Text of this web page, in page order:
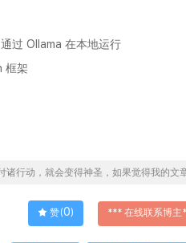
过 Ollama 在本地运行
框架
诸行动，就会变得神圣，如果觉得我的文
赞(0) *** 在线联系博